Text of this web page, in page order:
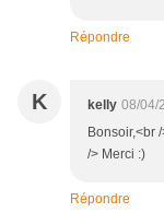
Répondre
K kelly 08/04/
Bonsoir,<br
/> Merci :)
Répondre